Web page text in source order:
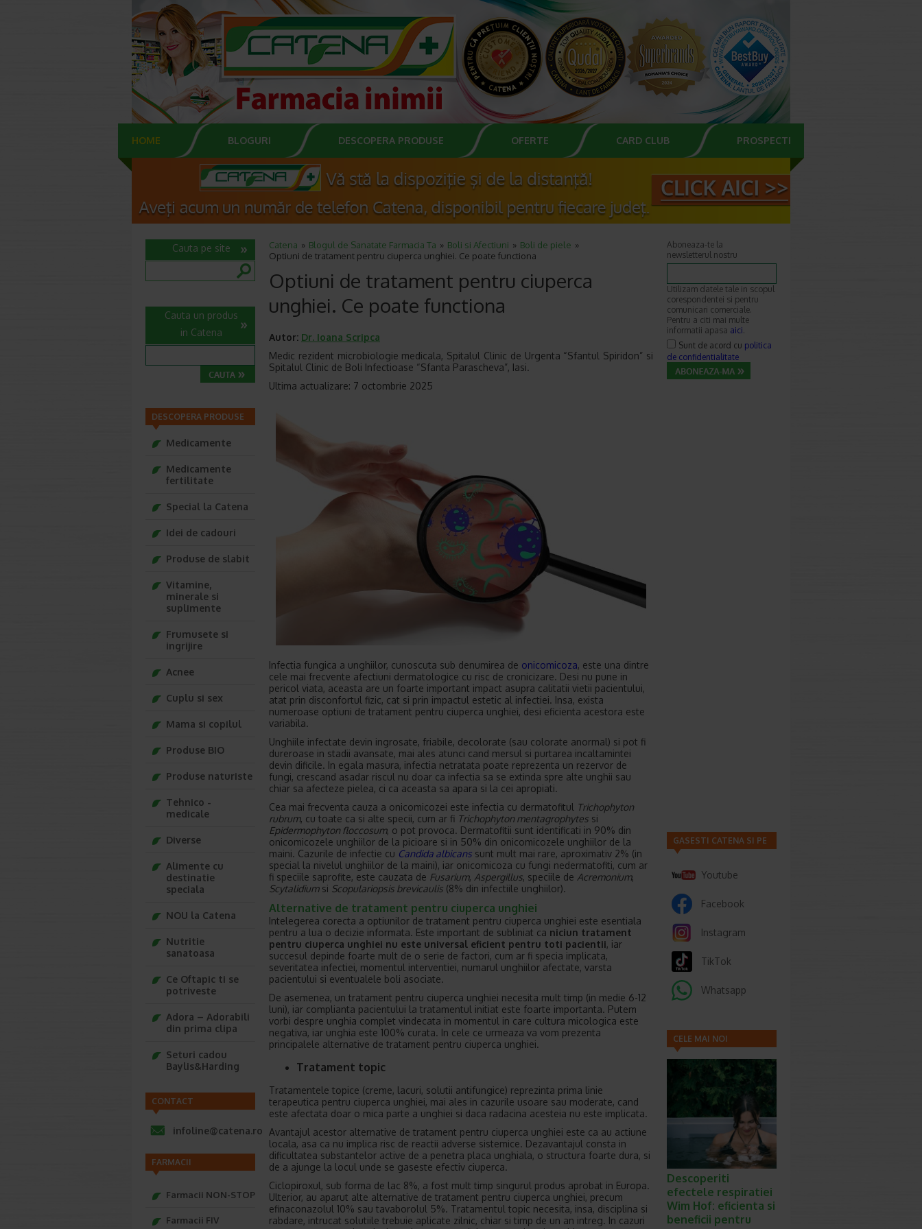
HOME BLOGURI DESCOPERA PRODUSE OFERTE CARD CLUB PROSPECTE
Catena Blogul de Sanatate Farmacia Ta Boli si Afectiuni
Boli de piele
Optiuni de tratament pentru ciuperca unghiei. Ce poate functiona
Optiuni de tratament pentru ciuperca
unghiei. Ce poate functiona
Autor: Dr. Ioana Scripca
Medic rezident microbiologie medicala, Spitalul Clinic de Urgenta “Sfantul Spiridon” si
Spitalul Clinic de Boli Infectioase “Sfanta Parascheva”, Iasi.
Ultima actualizare: 7 octombrie 2025
Infectia fungica a unghiilor, cunoscuta sub denumirea de onicomicoza, este una dintre
cele mai frecvente afectiuni dermatologice cu risc de cronicizare. Desi nu pune in
pericol viata, aceasta are un foarte important impact asupra calitatii vietii pacientului,
atat prin disconfortul fizic, cat si prin impactul estetic al infectiei. Insa, exista
numeroase optiuni de tratament pentru ciuperca unghiei, desi eficienta acestora este
variabila.
Unghiile infectate devin ingrosate, friabile, decolorate (sau colorate anormal) si pot fi
dureroase in stadii avansate, mai ales atunci cand mersul si purtarea incaltamintei
devin dificile. In egala masura, infectia netratata poate reprezenta un rezervor de
fungi, crescand asadar riscul nu doar ca infectia sa se extinda spre alte unghii sau
chiar sa afecteze pielea, ci ca aceasta sa apara si la cei apropiati.
Cea mai frecventa cauza a onicomicozei este infectia cu dermatofitul Trichophyton
rubrum, cu toate ca si alte specii, cum ar fi Trichophyton mentagrophytes si
Epidermophyton floccosum, o pot provoca. Dermatofitii sunt identificati in 90% din
onicomicozele unghiilor de la picioare si in 50% din onicomicozele unghiilor de la
maini. Cazurile de infectie cu Candida albicans sunt mult mai rare, aproximativ 2% (in
special la nivelul unghiilor de la maini), iar onicomicoza cu fungi nedermatofiti, cum ar
fi speciile saprofite, este cauzata de Fusarium, Aspergillus, speciile de Acremonium,
Scytalidiumsi Scopulariopsis brevicaulis (8% din infectiile unghiilor).
Alternative de tratament pentru ciuperca unghiei
Intelegerea corecta a optiunilor de tratament pentru ciuperca unghiei este esentiala
pentru a lua o decizie informata. Este important de subliniat ca niciun tratament
pentru ciuperca unghiei nu este universal eficient pentru toti pacientii, iar
succesul depinde foarte mult de o serie de factori, cum ar fi specia implicata,
severitatea infectiei, momentul interventiei, numarul unghiilor afectate, varsta
pacientului si eventualele boli asociate.
De asemenea, un tratament pentru ciuperca unghiei necesita mult timp (in medie 6-12
luni), iar complianta pacientului la tratamentul initiat este foarte importanta. Putem
vorbi despre unghia complet vindecata in momentul in care cultura micologica este
negativa, iar unghia este 100% curata. In cele ce urmeaza va vom prezenta
principalele alternative de tratament pentru ciuperca unghiei.
Tratament topic
Tratamentele topice (creme, lacuri, solutii antifungice) reprezinta prima linie
terapeutica pentru ciuperca unghiei, mai ales in cazurile usoare sau moderate, cand
este afectata doar o mica parte a unghiei si daca radacina acesteia nu este implicata.
Avantajul acestor alternative de tratament pentru ciuperca unghiei este ca au actiune
locala, asa ca nu implica risc de reactii adverse sistemice. Dezavantajul consta in
dificultatea substantelor active de a penetra placa unghiala, o structura foarte dura, si
de a ajunge la locul unde se gaseste efectiv ciuperca.
Ciclopiroxul, sub forma de lac 8%, a fost mult timp singurul produs aprobat in Europa.
Ulterior, au aparut alte alternative de tratament pentru ciuperca unghiei, precum
efinaconazolul 10% sau tavaborolul 5%. Tratamentul topic necesita, insa, disciplina si
rabdare, intrucat solutiile trebuie aplicate zilnic, chiar si timp de un an intreg. In cazuri
Cauta pe site
Cauta un produs
in Catena
DESCOPERA PRODUSE
Medicamente
Medicamente
fertilitate
Special la Catena
Idei de cadouri
Produse de slabit
Vitamine,
minerale si
suplimente
Frumusete si
ingrijire
Acnee
Cuplu si sex
Mama si copilul
Produse BIO
Produse naturiste
Tehnico -
medicale
Diverse
Alimente cu
destinatie
speciala
NOU la Catena
Nutritie
sanatoasa
Ce Oftapic ti se
potriveste
Adora – Adorabili
din prima clipa
Seturi cadou
Baylis&Harding
CONTACT
infoline@catena.ro
FARMACII
Farmacii NON-STOP
Farmacii FIV
Aboneaza-te la
newsletterul nostru
Utilizam datele tale in scopul
corespondentei si pentru
comunicari comerciale.
Pentru a citi mai multe
informatii apasa aici.
Sunt de acord cu politica
de confidentialitate
GASESTI CATENA SI PE
Youtube
Facebook
Instagram
TikTok
Whatsapp
CELE MAI NOI
Descoperiti
efectele respiratiei
Wim Hof: eficienta si
beneficii pentru